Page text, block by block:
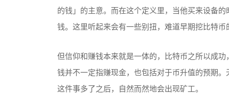
的钱」的主意。而在这个定义里，当他买来设备
钱。这里听起来会有一些别扭，难道早期挖比特
但信仰和赚钱本来就是一体的，比特币之所以成
钱并不一定指赚现金，也包括对于币升值的预期
这件事多了之后，自然而然地会出现矿工。